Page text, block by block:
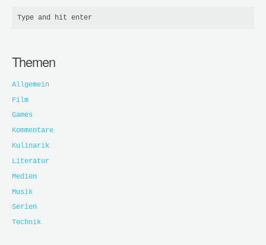
Themen
Allgemein
Film
Games
Kommentare
Kulinarik
Literatur
Medien
Musik
Serien
Technik